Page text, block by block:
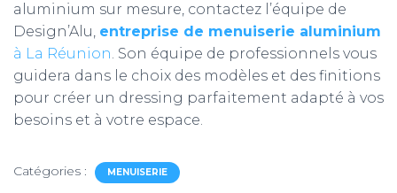
aluminium sur mesure, contactez l’équipe de
Design’Alu, entreprise de menuiserie aluminium
à La Réunion. Son équipe de professionnels vous
guidera dans le choix des modèles et des finitions
pour créer un dressing parfaitement adapté à vos
besoins et à votre espace.
Catégories : MENUISERIE